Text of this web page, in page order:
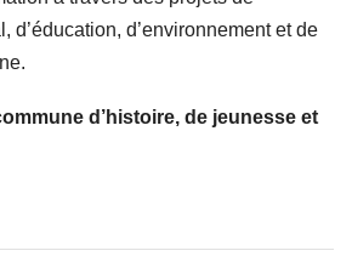
d’éducation, d’environnement et de
d’histoire, de jeunesse et